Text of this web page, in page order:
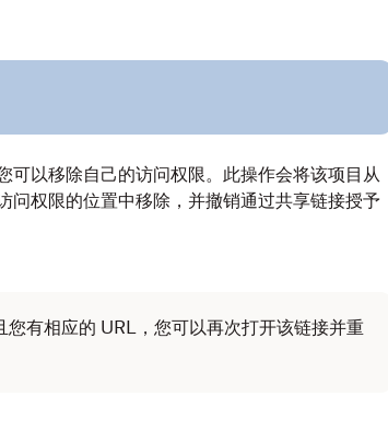
可以移除自己的访问权限。此操作会将该项目从
问权限的位置中移除，并撤销通过共享链接授予
有相应的 URL，您可以再次打开该链接并重